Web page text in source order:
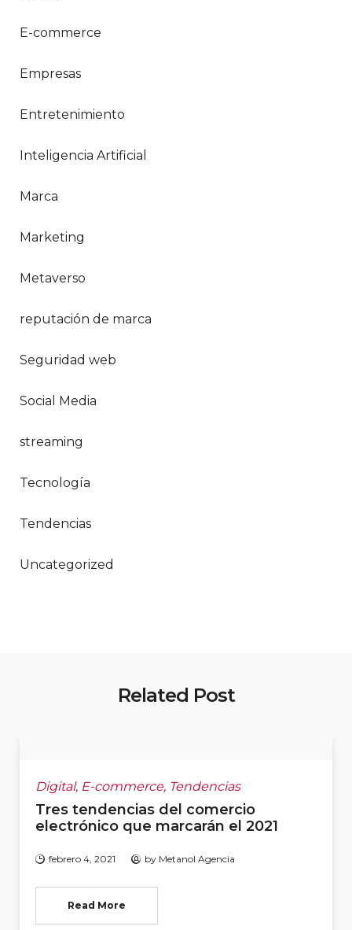
E-commerce
Empresas
Entretenimiento
Inteligencia Artificial
Marca
Marketing
Metaverso
reputación de marca
Seguridad web
Social Media
streaming
Tecnología
Tendencias
Uncategorized
Related Post
Digital, E-commerce, Tendencias
Tres tendencias del comercio
electrónico que marcarán el 2021
febrero 4, 2021 by Metanol Agencia
Read More